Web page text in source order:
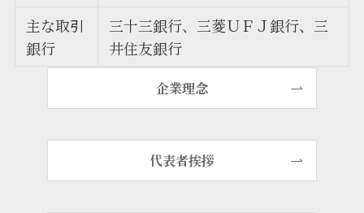
主な取引
銀行
三十三銀行、三菱ＵＦＪ銀行、三
井住友銀行
企業理念
代表者挨拶